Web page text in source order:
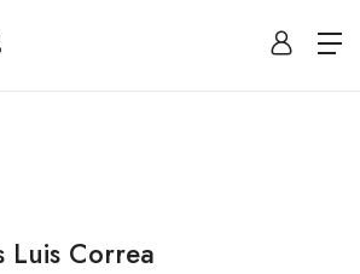
Luis Correa